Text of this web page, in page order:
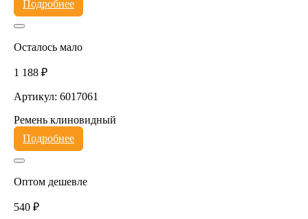
Подробнее
Осталось мало
1 188 ₽
Артикул: 6017061
Ремень клиновидный
Подробнее
Оптом дешевле
540 ₽